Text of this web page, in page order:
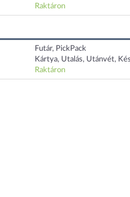
Raktáron
Futár, PickPack
Kártya, Utalás, Utánvét,
Raktáron